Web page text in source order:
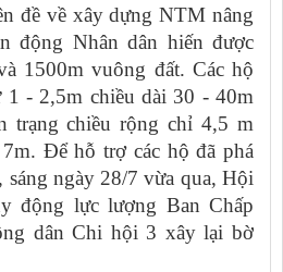
đề về xây dựng NTM nâng
động Nhân dân hiến được
1500m vuông đất. Các hộ
1 - 2,5m chiều dài 30 - 40m
trạng chiều rộng chỉ 4,5 m
Để hỗ trợ các hộ đã phá
sáng ngày 28/7 vừa qua, Hội
động lực lượng Ban Chấp
dân Chi hội 3 xây lại bờ